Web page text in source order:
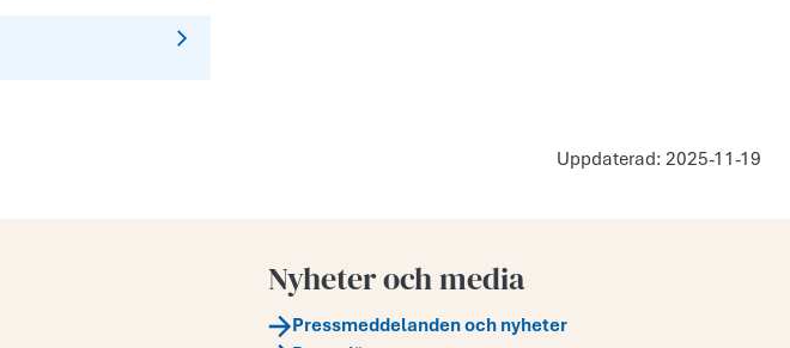
Uppdaterad: 2025-11-19
Nyheter och media
Pressmeddelanden och nyheter